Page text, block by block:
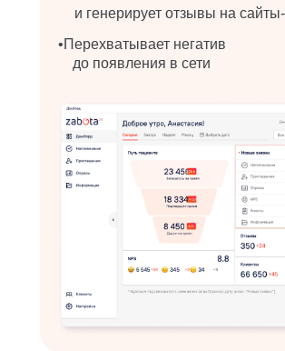
и генерирует отзывы на
•Перехватывает негатив
до появления в сети